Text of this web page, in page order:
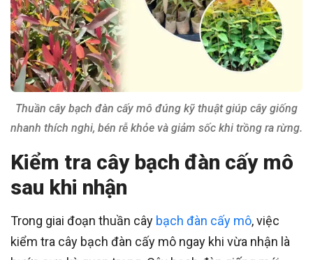
Thuần cây bạch đàn cấy mô đúng kỹ thuật giúp cây giống
nhanh thích nghi, bén rễ khỏe và giảm sốc khi trồng ra rừng.
Kiểm tra cây bạch đàn cấy mô
sau khi nhận
Trong giai đoạn thuần cây bạch đàn cấy mô, việc
kiểm tra cây bạch đàn cấy mô ngay khi vừa nhận là